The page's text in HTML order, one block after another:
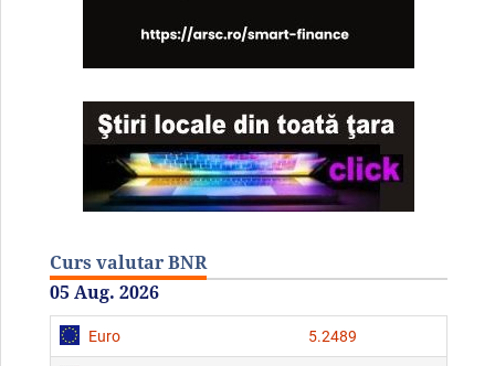
Curs valutar BNR
05 Aug. 2026
Euro 5.2489